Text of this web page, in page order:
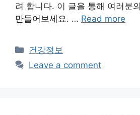
려 합니다. 이 글을 통해 여러분
만들어보세요. … Read more
Categories
건강정보
Leave a comment